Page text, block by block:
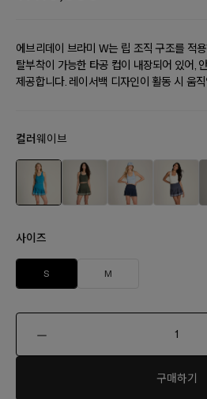
에브리데이 브라미 W는 립 조직 구조를 적
탈부착이 가능한 타공 컵이 내장되어 있어,
제공합니다. 레이서백 디자인이 활동 시 움
컬러웨이브
사이즈
S M
구매하기